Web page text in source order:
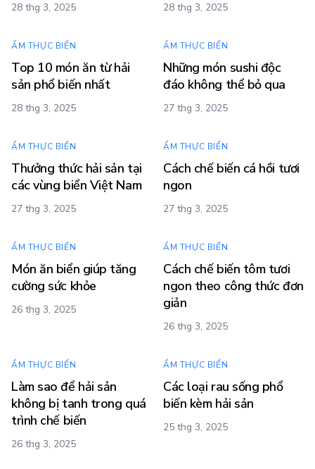
28 thg 3, 2025 28 thg 3, 2025
ẨM THỰC BIỂN
Top 10 món ăn từ hải
sản phổ biến nhất
28 thg 3, 2025
ẨM THỰC BIỂN
Những món sushi độc
đáo không thể bỏ qua
27 thg 3, 2025
ẨM THỰC BIỂN
Thưởng thức hải sản tại
các vùng biển Việt Nam
27 thg 3, 2025
ẨM THỰC BIỂN
Cách chế biến cá hồi tươi
ngon
27 thg 3, 2025
ẨM THỰC BIỂN
Món ăn biển giúp tăng
cường sức khỏe
26 thg 3, 2025
ẨM THỰC BIỂN
Cách chế biến tôm tươi
ngon theo công thức đơn
giản
26 thg 3, 2025
ẨM THỰC BIỂN
Làm sao để hải sản
không bị tanh trong quá
trình chế biến
26 thg 3, 2025
ẨM THỰC BIỂN
Các loại rau sống phổ
biến kèm hải sản
25 thg 3, 2025